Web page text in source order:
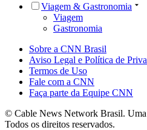
Viagem & Gastronomia
Viagem
Gastronomia
Sobre a CNN Brasil
Aviso Legal e Política de
Termos de Uso
Fale com a CNN
Faça parte da Equipe CNN
© Cable News Network Brasil.
Todos os direitos reservados.